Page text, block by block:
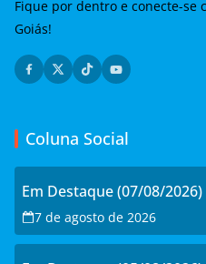
Fique por dentro e conecte-se
Goiás!
Coluna Social
Em Destaque (07/08/2026)
7 de agosto de 2026